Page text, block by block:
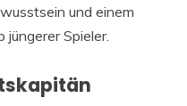
und einem
Spieler.